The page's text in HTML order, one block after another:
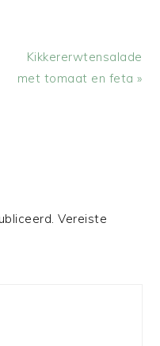
Volgend
bericht:
Kikkererwtensalade
met tomaat en feta »
Vereiste